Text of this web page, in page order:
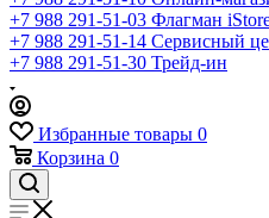
+7 988 291-51-03 Флагман
+7 988 291-51-14 Сервисный
+7 988 291-51-30 Трейд-ин
Избранные товары 0
Корзина 0